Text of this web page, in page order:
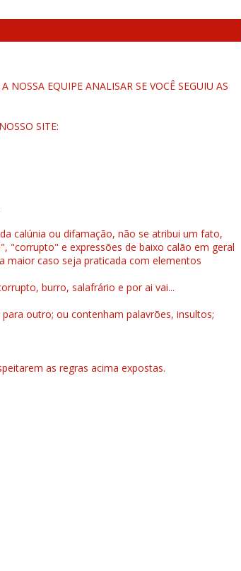
NOSSA EQUIPE ANALISAR SE VOCÊ SEGUIU AS
SITE:
calúnia ou difamação, não se atribui um fato,
"corrupto" e expressões de baixo calão em geral
maior caso seja praticada com elementos
burro, salafrário e por ai vai...
outro; ou contenham palavrões, insultos;
as regras acima expostas.